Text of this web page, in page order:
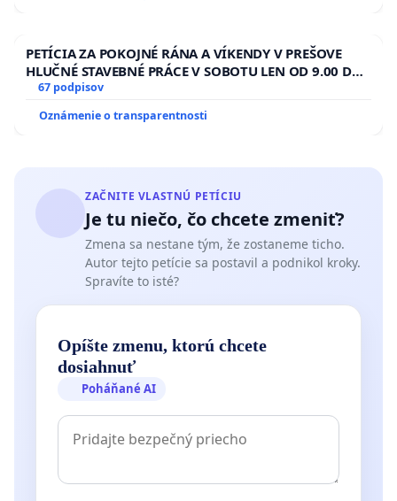
PETÍCIA ZA POKOJNÉ RÁNA A VÍKENDY V PREŠOVE
HLUČNÉ STAVEBNÉ PRÁCE V SOBOTU LEN OD 9.00 DO
13.00 HOD., CEZ PRACOVNÝ TÝŽDEŇ CIEĽ 8.00 – 18.00
ĎUMBIERSKEJ/MAGU
67 podpisov
Oznámenie o transparentnosti
ZAČNITE VLASTNÚ PETÍCIU
Je tu niečo, čo chcete zmeniť?
Zmena sa nestane tým, že zostaneme ticho.
Autor tejto petície sa postavil a podnikol kroky.
Spravíte to isté?
Opíšte zmenu, ktorú chcete
dosiahnuť
Poháňané AI